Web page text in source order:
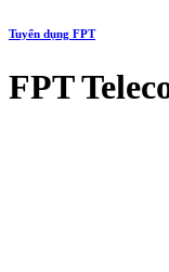
Tuyển dụng FPT
FPT